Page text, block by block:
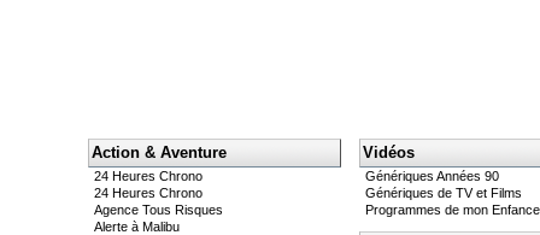
Action & Aventure
24 Heures Chrono
24 Heures Chrono
Agence Tous Risques
Alerte à Malibu
Vidéos
Génériques Années 90
Génériques de TV et Films
Programmes de mon Enfance